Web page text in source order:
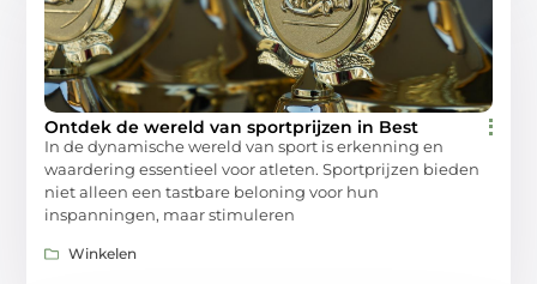
Ontdek de wereld van sportprijzen in Best
In de dynamische wereld van sport is erkenning en
waardering essentieel voor atleten. Sportprijzen bieden
niet alleen een tastbare beloning voor hun
inspanningen, maar stimuleren
Winkelen